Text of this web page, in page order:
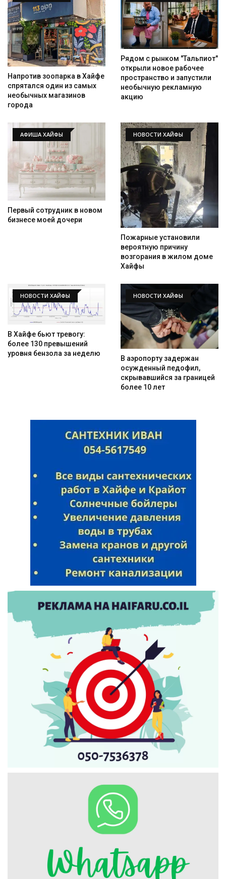
Искать
Напротив зоопарка в Хайфе
спрятался один из самых
необычных магазинов
города
Рядом с рынком "Тальпиот"
открыли новое рабочее
пространство и запустили
необычную рекламную
акцию
АФИША ХАЙФЫ
Первый сотрудник в новом
бизнесе моей дочери
НОВОСТИ ХАЙФЫ
Пожарные установили
вероятную причину
возгорания в жилом доме
Хайфы
НОВОСТИ ХАЙФЫ
В Хайфе бьют тревогу:
более 130 превышений
уровня бензола за неделю
НОВОСТИ ХАЙФЫ
В аэропорту задержан
осужденный педофил,
скрывавшийся за границей
более 10 лет